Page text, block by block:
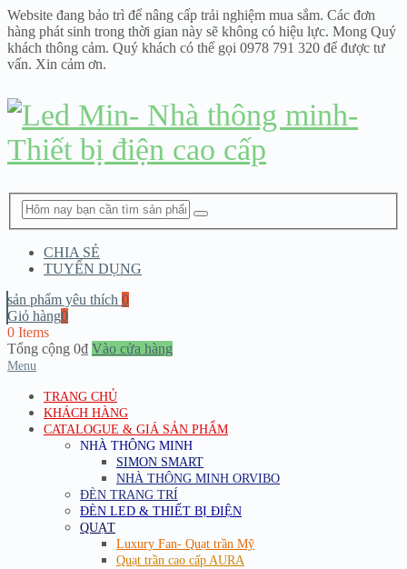
Website đang bảo trì để nâng cấp trải nghiệm mua sắm. Các đơn
hàng phát sinh trong thời gian này sẽ không có hiệu lực. Mong Quý
khách thông cảm. Quý khách có thể gọi 0978 791 320 để được tư
vấn. Xin cảm ơn.
CHIA SẺ
TUYỂN DỤNG
sản phẩm yêu thích 0
Giỏ hàng0
0 Items
Tổng cộng 0₫ Vào cửa hàng
Menu
TRANG CHỦ
KHÁCH HÀNG
CATALOGUE & GIÁ SẢN PHẨM
NHÀ THÔNG MINH
SIMON SMART
NHÀ THÔNG MINH ORVIBO
ĐÈN TRANG TRÍ
ĐÈN LED & THIẾT BỊ ĐIỆN
QUẠT
Luxury Fan- Quạt trần Mỹ
Quạt trần cao cấp AURA